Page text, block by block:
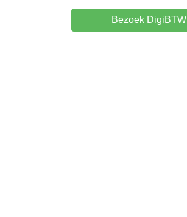
Bezoek DigiBTW